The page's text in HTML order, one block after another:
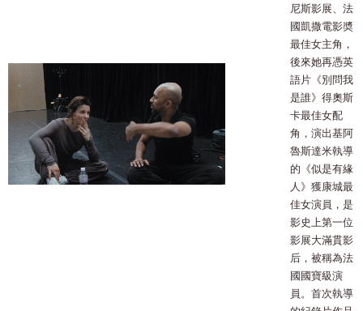
尼斯影展、法
國凱撒電影奬
最佳女主角，
後來她再憑英
語片《別問我
是誰》得奧斯
卡最佳女配
角，演出基阿
魯斯達米執導
的《似是有緣
人》獲康城最
佳女演員，是
影史上第一位
影展大滿貫影
后，被稱為法
國國寶級演
員。首次執導